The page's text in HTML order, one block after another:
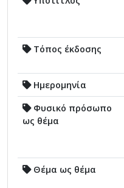
Τόπος έκδοσης
Ημερομηνία
Φυσικό πρόσωπο
ως θέμα
Θέμα ως θέμα